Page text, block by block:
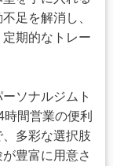
足を解消し、
期的なトレー
ソナルジムト
間営業の便利
多彩な選択肢
豊富に用意さ